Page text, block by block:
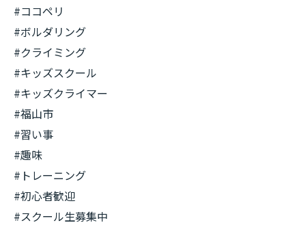
#ココペリ
#ボルダリング
#クライミング
#キッズスクール
#キッズクライマー
#福山市
#習い事
#趣味
#トレーニング
#初心者歓迎
#スクール生募集中